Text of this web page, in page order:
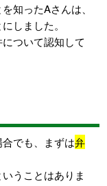
知ったAさんは、
しました。
ついて認知して
合でも、まずは弁
うことはありま